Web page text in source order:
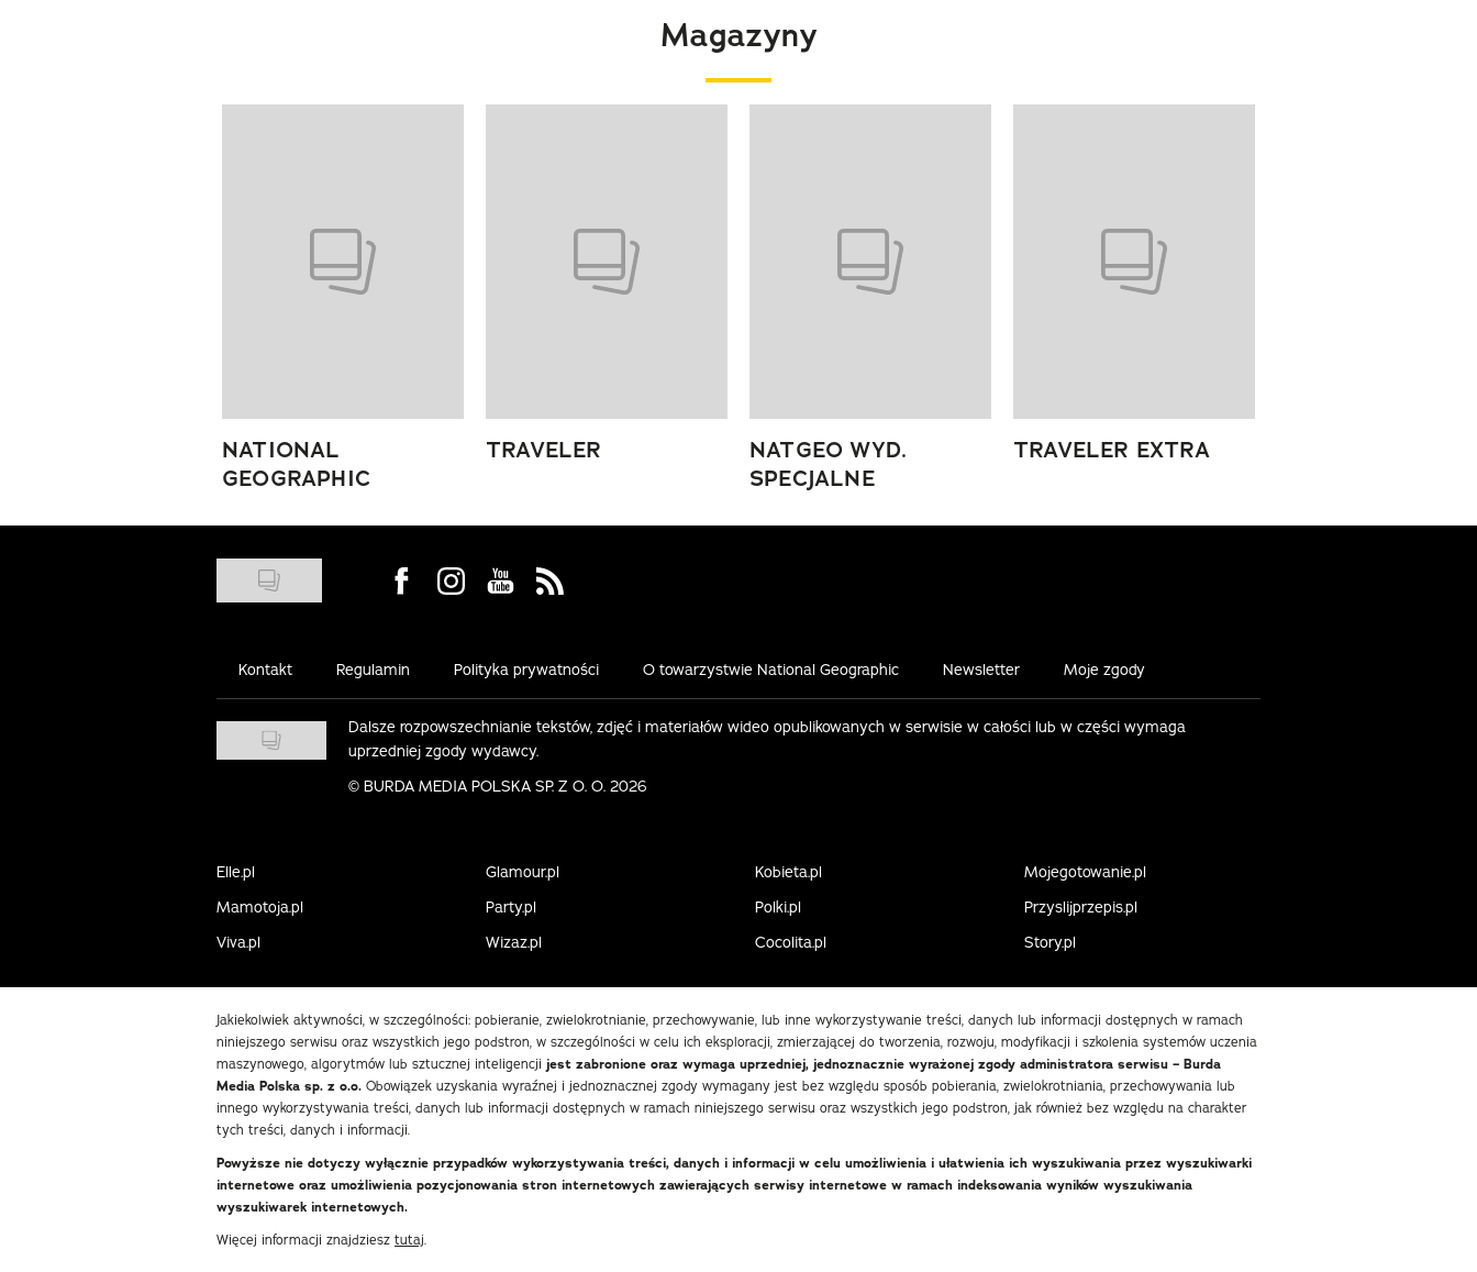
Magazyny
NATIONAL
GEOGRAPHIC
TRAVELER
NATGEO WYD.
SPECJALNE
TRAVELER EXTRA
Visit us on Facebook
Visit us on Instagram
Visit us on Youtube
Visit us on Rss
Kontakt Regulamin Polityka prywatności O towarzystwie National Geographic Newsletter Moje zgody
Dalsze rozpowszechnianie tekstów, zdjęć i materiałów wideo opublikowanych w serwisie w całości lub w części wymaga
uprzedniej zgody wydawcy.
© BURDA MEDIA POLSKA SP. Z O. O. 2026
Elle.pl Glamour.pl Kobieta.pl
Mojegotowanie.pl
Mamotoja.pl
Party.pl Polki.pl
Przyslijprzepis.pl
Viva.pl
Wizaz.pl Cocolita.pl Story.pl
Jakiekolwiek aktywności, w szczególności: pobieranie, zwielokrotnianie, przechowywanie, lub inne wykorzystywanie treści, danych lub informacji dostępnych w ramach
niniejszego serwisu oraz wszystkich jego podstron, w szczególności w celu ich eksploracji, zmierzającej do tworzenia, rozwoju, modyfikacji i szkolenia systemów uczenia
maszynowego, algorytmów lub sztucznej inteligencji jest zabronione oraz wymaga uprzedniej, jednoznacznie wyrażonej zgody administratora serwisu – Burda
Media Polska sp. z o.o. Obowiązek uzyskania wyraźnej i jednoznacznej zgody wymagany jest bez względu sposób pobierania, zwielokrotniania, przechowywania lub
innego wykorzystywania treści, danych lub informacji dostępnych w ramach niniejszego serwisu oraz wszystkich jego podstron, jak również bez względu na charakter
tych treści, danych i informacji.
Powyższe nie dotyczy wyłącznie przypadków wykorzystywania treści, danych i informacji w celu umożliwienia i ułatwienia ich wyszukiwania przez wyszukiwarki
internetowe oraz umożliwienia pozycjonowania stron internetowych zawierających serwisy internetowe w ramach indeksowania wyników wyszukiwania
wyszukiwarek internetowych.
Więcej informacji znajdziesz tutaj.